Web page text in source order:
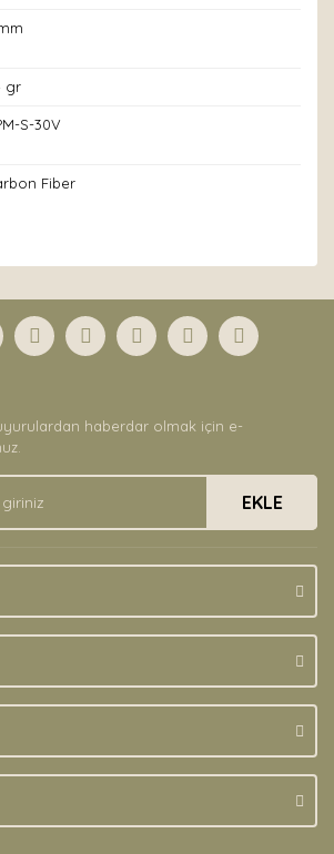
gr
S-30V
Fiber
Yorum Yaz
tarafımıza iletebilirsiniz.
için teşekkür ederiz.
eksik bilgiler bulunuyor.
hatalar bulunuyor.
sitelerden daha pahalı.
farklı alternatifler olmalı.
haberdar olmak için e-
EKLE